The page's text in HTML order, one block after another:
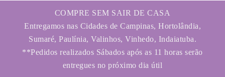
COMPRE SEM SAIR DE CASA
Entregamos nas Cidades de Campinas, Hortolândia,
Sumaré, Paulínia, Valinhos, Vinhedo, Indaiatuba.
**Pedidos realizados Sábados após as 11 horas serão
entregues no próximo dia útil